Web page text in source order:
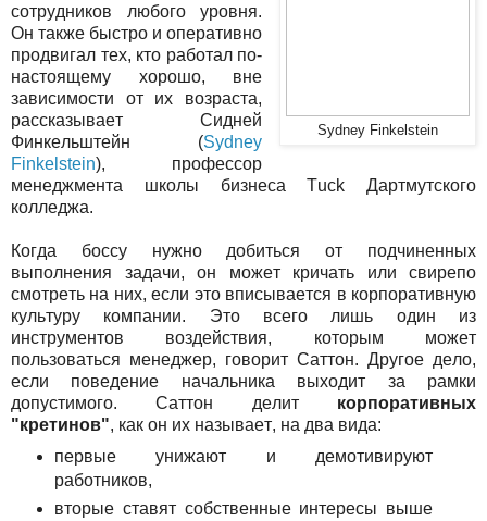
Sydney Finkelstein
сотрудников любого уровня.
Он также быстро и оперативно
продвигал тех, кто работал по-
настоящему хорошо, вне
зависимости от их возраста,
рассказывает Сидней
Финкельштейн (Sydney
Finkelstein), профессор
менеджмента школы бизнеса Tuck Дартмутского
колледжа.
Когда боссу нужно добиться от подчиненных
выполнения задачи, он может кричать или свирепо
смотреть на них, если это вписывается в корпоративную
культуру компании. Это всего лишь один из
инструментов воздействия, которым может
пользоваться менеджер, говорит Саттон. Другое дело,
если поведение начальника выходит за рамки
допустимого. Саттон делит корпоративных
"кретинов", как он их называет, на два вида:
первые унижают и демотивируют
работников,
вторые ставят собственные интересы выше